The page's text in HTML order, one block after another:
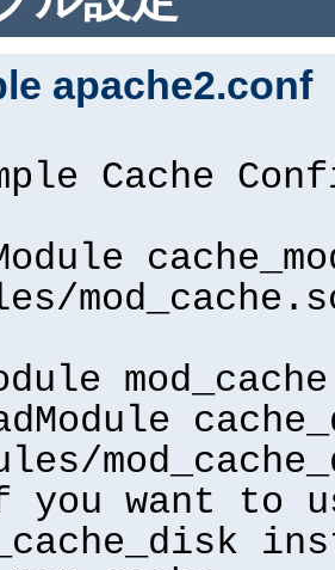
apache2.conf
Cache
want to